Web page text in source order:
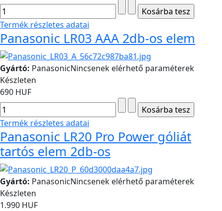
Termék részletes adatai
Panasonic LR03 AAA 2db-os elem
Gyártó: PanasonicNincsenek elérhető paraméterek
Készleten
690 HUF
Termék részletes adatai
Panasonic LR20 Pro Power góliát
tartós elem 2db-os
Gyártó: PanasonicNincsenek elérhető paraméterek
Készleten
1.990 HUF